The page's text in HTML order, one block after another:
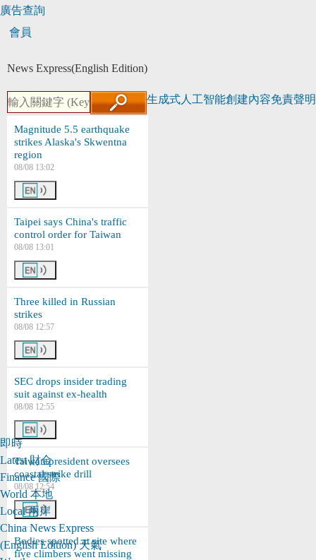
廣告查詢
會員
即時
Latest 財金
Finance 國際
World 本地
Local 兩岸
China News Express
(English Edition) 天氣
News Express(English Edition)
Magnitude 5.5 earthquake
strikes Alaska's Skwentna
region
08/08 13:02
Taipei says China's traffic
control order for Taiwan
08/08 13:01
Three killed in Russian
strikes
08/08 12:57
SEC drops insider trading
suit against ex-health
08/08 12:55
Taiwan president oversees
coastal strike drill
08/08 12:54
Bodies spotted at site where
five climbers went missing
生成式人工智能創建內容免責聲明